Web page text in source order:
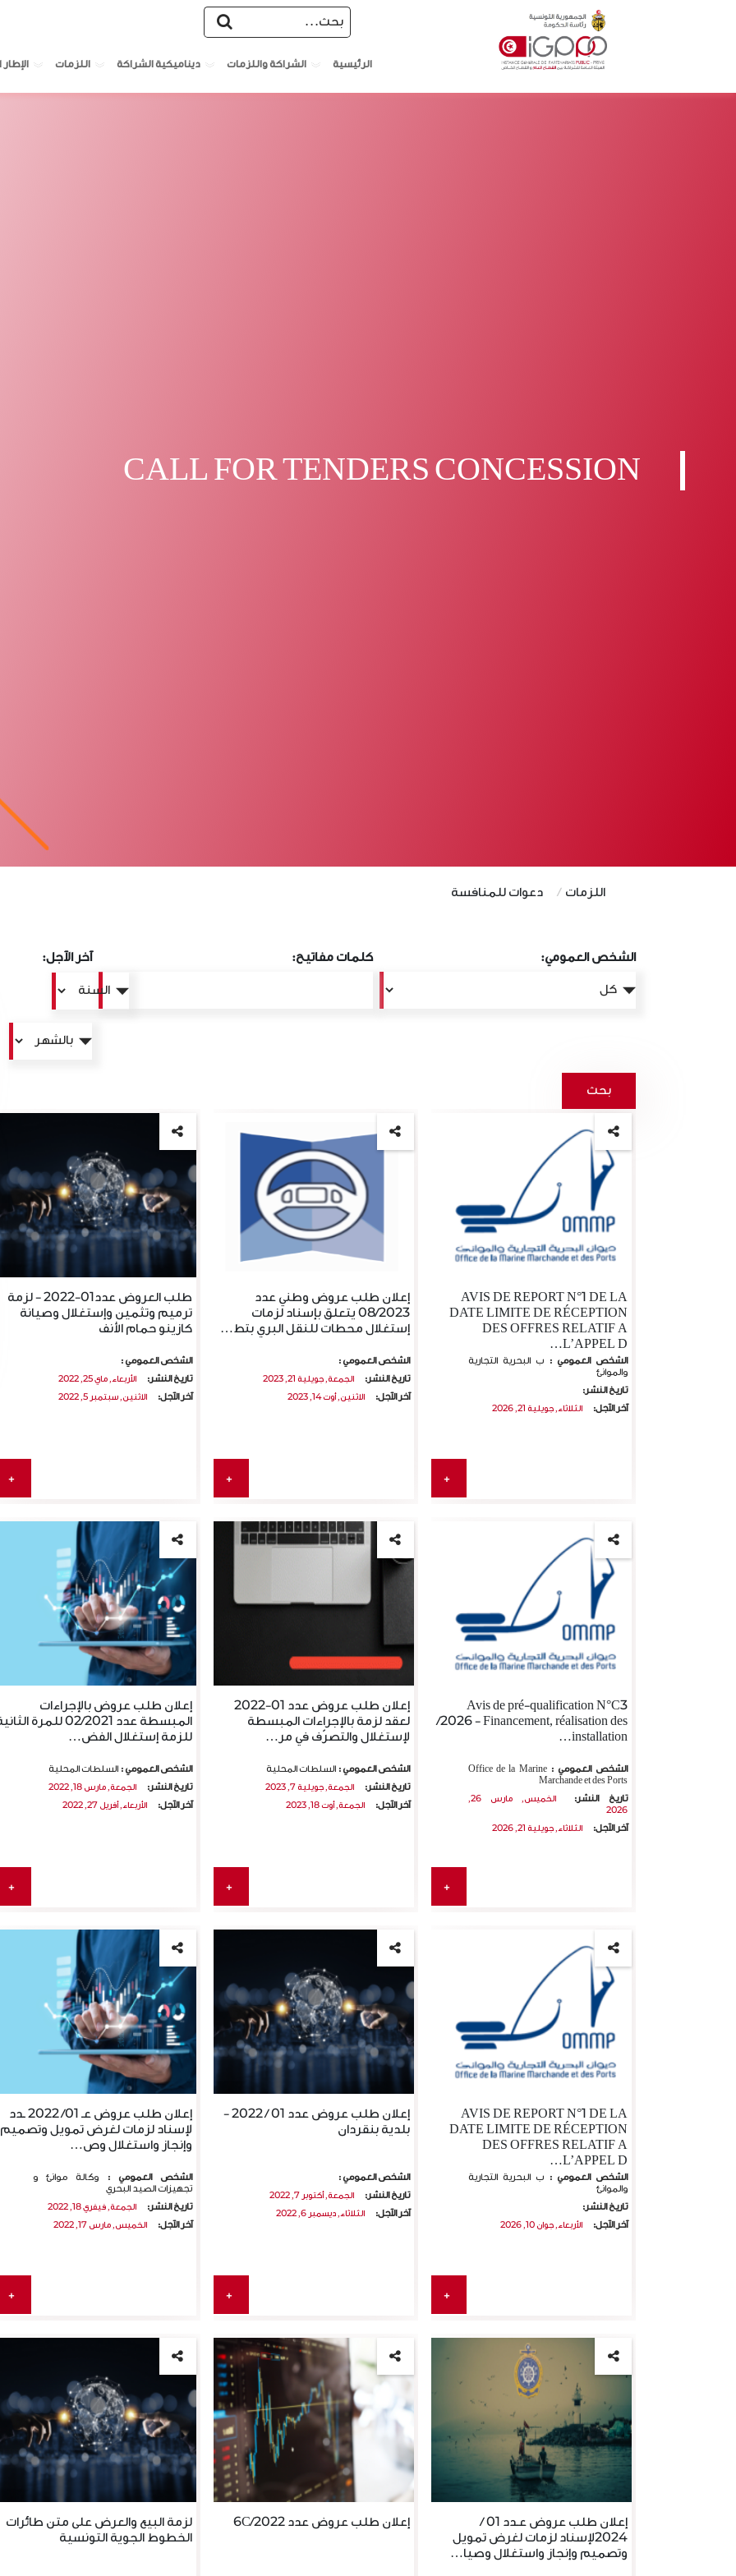
الرئيسية الشراكة واللزمات ديناميكية الشراكة اللزمات الإطار
CALL FOR TENDERS CONCESSION
اللزمات دعوات للمنافسة
الشخص العمومي: كلمات مفاتيح: آخر الآجل:
AVIS DE REPORT N°1 DE LA
DATE LIMITE DE RÉCEPTION
DES OFFRES RELATIF A
L’APPEL D…
الشخص العمومي :
ب البحرية التجارية
والموانئ
تاريخ النشر:
آخر الآجل:
الثلاثاء, جويلية 21, 2026
+
Avis de pré-qualification N°C3
/2026 - Financement, réalisation des
installation…
الشخص العمومي : Office de la Marine
Marchande et des Ports
تاريخ النشر:
الخميس, مارس 26,
2026
آخر الآجل: الثلاثاء, جويلية 21, 2026
+
AVIS DE REPORT N°1 DE LA
DATE LIMITE DE RÉCEPTION
DES OFFRES RELATIF A
L’APPEL D…
الشخص العمومي :
ب البحرية التجارية
والموانئ
تاريخ النشر:
آخر الآجل:
الأربعاء, جوان 10, 2026
+
إعلان طلب عروض عـدد 01 /
2024لإسناد لزمات لغرض تمويل
وتصميم وإنجاز واستغلال وصيا…
إعلان طلب عروض وطني عدد
08/2023 يتعلق بإسناد لزمات
إستغلال محطات للنقل البري بتط…
الشخص العمومي :
تاريخ النشر:
الجمعة, جويلية 21, 2023
آخر الآجل: الاثنين, أوت 14, 2023
+
إعلان طلب عروض عدد 01-2022
لعقد لزمة بالإجراءات المبسطة
لإستغلال والتصرّف في مر…
الشخص العمومي : السلطات المحلية
تاريخ النشر:
الجمعة, جويلية 7, 2023
آخر الآجل: الجمعة, أوت 18, 2023
+
إعلان طلب عروض عدد 01 / 2022 -
بلدية بنقردان
الشخص العمومي :
تاريخ النشر:
الجمعة, أكتوبر 7, 2022
آخر الآجل: الثلاثاء, ديسمبر 6, 2022
+
إعلان طلب عروض عدد 6C/2022
طلب العروض عدد01-2022 - لزمة
ترميم وتثمين وإستغلال وصيانة
كازينو حمام الأنف
الشخص العمومي :
تاريخ النشر:
الأربعاء, ماي 25, 2022
آخر الآجل: الاثنين, سبتمبر 5, 2022
+
إعلان طلب عروض بالإجراءات
المبسطة عدد 02/2021 للمرة
للزمة إستغلال الفض…
الشخص العمومي : السلطات المحلية
تاريخ النشر:
الجمعة, مارس 18, 2022
آخر الآجل: الأربعاء, أفريل 27, 2022
+
إعلان طلب عروض عـ 01/ 2022 ـدد
لإسناد لزمات لغرض تمويل وتصميم
وإنجاز واستغلال وص…
الشخص العمومي :
وكالة موانئ و
تجهيزات الصيد البحري
تاريخ النشر:
الجمعة, فيفري 18, 2022
آخر الآجل: الخميس, مارس 17, 2022
+
لزمة البيع والعرض على متن طائرات
الخطوط الجوية التونسية
Avis de pré-qualification N°C3
/2026 - Financement, réalisation
des installation…
التاريخ الأقصى لقبول الترشحات:
21.07.2026
AVIS DE REPORT N°1 DE LA
DATE LIMITE DE RÉCEPTION
DES OFFRES RELATIF A
التاريخ الأقصى لقبول الترشحات:
10.06.2026
إعلان طلب عروض عـدد 01 /
2024لإسناد لزمات لغرض تمويل
وتصميم وإنجاز واستغلال وصيا…
التاريخ الأقصى لقبول الترشحات:
17.10.2024
تعتزم وكالة مواني وتجهيزات
Avis de Report d’Appel à Manifestation
d’Intérêt pour l’aménagement, le…
إقرأ المزيد
Nous vous informons que vous
pouvez les consulter en suivant le…
إقرأ المزيد
إطار الشراكة بين القطاع العام والقطاع
إقرأ المزيد